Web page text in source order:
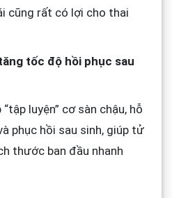
cũng rất có lợi cho thai
tốc độ hồi phục sau
luyện” cơ sàn chậu, hỗ
phục hồi sau sinh, giúp tử
thước ban đầu nhanh